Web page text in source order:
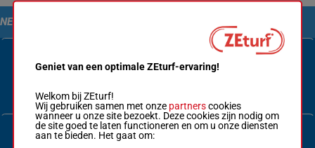
NEEM CONTACT MET ONS OP
Geniet van een optimale ZEturf-ervaring!
Welkom bij ZEturf!
Wij gebruiken samen met onze partnerscookies
wanneer u onze site bezoekt. Deze cookies zijn nodig om
de site goed te laten functioneren en om u onze diensten
aan te bieden. Het gaat om: